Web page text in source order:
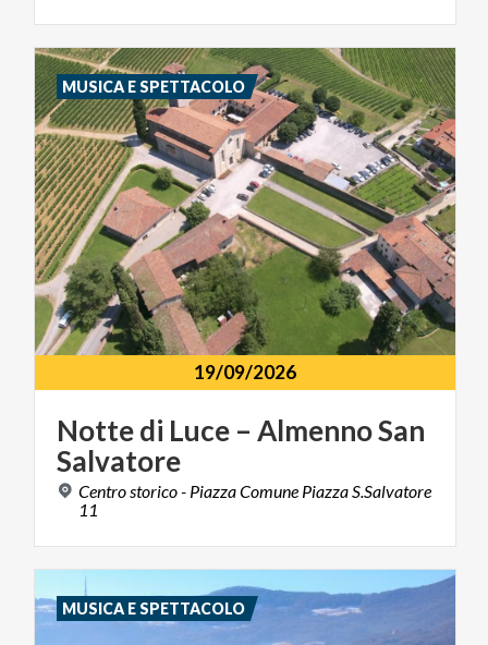
19/09/2026
Nottedi Luce – AlmennoSan
Salvatore
Centro storico - Piazza Comune Piazza S.Salvatore
11
MUSICA E SPETTACOLO
MUSICA E SPETTACOLO